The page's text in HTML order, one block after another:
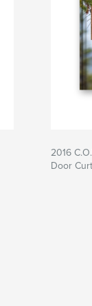
2016
Door